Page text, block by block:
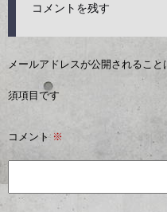
コメントを残す
メールアドレスが公開されること
須項目です
コメント ※